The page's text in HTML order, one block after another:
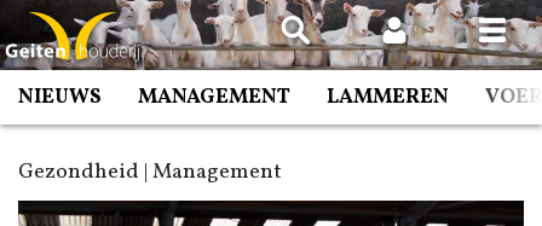
Spring
naar
inhoud
NIEUWS MANAGEMENT LAMMEREN
Gezondheid | Management